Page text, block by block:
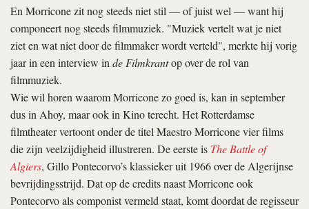
En Morricone zit nog steeds niet stil — of juist wel — want hij
componeert nog steeds filmmuziek. "Muziek vertelt wat je niet
ziet en wat niet door de filmmaker wordt verteld", merkte hij vorig
jaar in een interview inde Filmkrantop over de rol van
filmmuziek.
Wie wil horen waarom Morricone zo goed is, kan in september
dus in Ahoy, maar ook in Kino terecht. Het Rotterdamse
filmtheater vertoont onder de titel Maestro Morricone vier films
die zijn veelzijdigheid illustreren. De eerste is The Battle of
Algiers, Gillo Pontecorvo’s klassieker uit 1966 over de Algerijnse
bevrijdingsstrijd. Dat op de credits naast Morricone ook
Pontecorvo als componist vermeld staat, komt doordat de regisseur